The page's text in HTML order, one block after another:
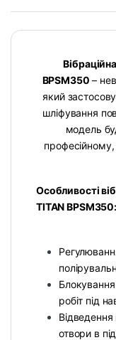
BPSM350 –
який
шліфування
модель
професійному,
Особливості
TITAN BPSM350:
робіт під
Відведення
отвори в